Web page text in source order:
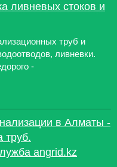
ливневых стоков и
труб и
ливневки.
-
в Алматы -
труб.
angrid.kz